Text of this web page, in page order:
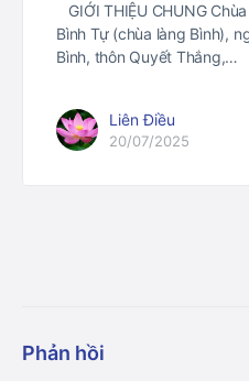
GIỚI THIỆU CHUNG
Bình Tự (chùa làng Bình),
Bình, thôn Quyết Thắng,…
Liên Điều
20/07/2025
Phản hồi